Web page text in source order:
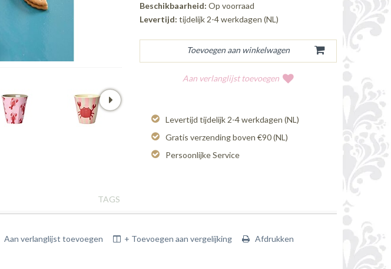
Beschikbaarheid: Op voorraad
Levertijd: tijdelijk 2-4 werkdagen (NL)
Aan verlanglijst toevoegen
Levertijd tijdelijk 2-4 werkdagen (NL)
Gratis verzending boven €90 (NL)
Persoonlijke Service
TAGS
Aan verlanglijst toevoegen + Toevoegen aan vergelijking Afdrukken